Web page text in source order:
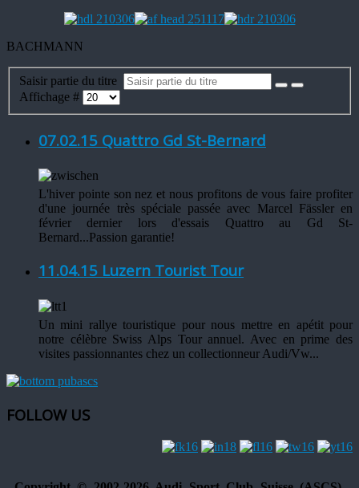
BACHMANN
Saisir partie du titre
Affichage #
07.02.15 Quattro Gd St-Bernard
L'hiver pointe son nez et nous profitons de vous faire profiter
d'une journée très spéciale passée avec Marcel Fässler en
février dernier lors d'essais Quattro au Gd St-
Bernard...Passion garantie!
11.04.15 Luzern Tourist Tour
Un mini rallye touristique pour nous mettre en apétit pour
notre célèbre Swiss Alps Tour annuel. Avec en prime des
visites passionnantes chez un collectionneur Audi/Vw...
FOLLOW US